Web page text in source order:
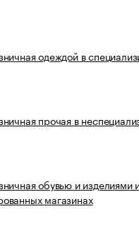
одеждой в
прочая в
обувью и изделиями
магазинах